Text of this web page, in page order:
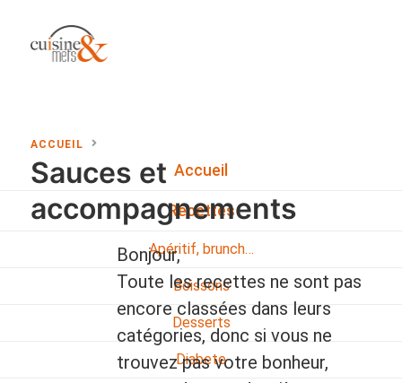
Accueil
Recettes
Apéritif, brunch…
Boissons
Desserts
Diabete
ACCUEIL
Sauces et
accompagnements
Bonjour,
Toute les recettes ne sont pas
encore classées dans leurs
catégories, donc si vous ne
trouvez pas votre bonheur,